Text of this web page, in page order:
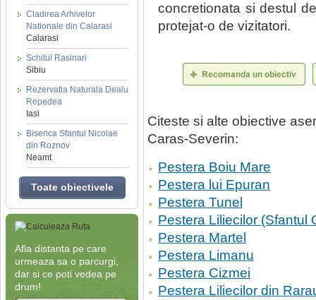
Cladirea Arhivelor
Nationale din Calarasi
Calarasi
Schitul Rasinari
Sibiu
Rezervatia Naturala Dealu
Repedea
Iasi
Biserica Sfantul Nicolae
din Roznov
Neamt
Toate obiectivele
Afla distanta pe care
urmeaza sa o parcurgi,
dar si ce poti vedea pe
drum!
concretionata si destul
protejat-o de vizitatori.
Citeste si alte obiective
Caras-Severin:
Pestera Boiu Mare
Pestera lui Epuran
Pestera Tunel
Pestera Liliecilor (Sfantul
Pestera Martel
Pestera Limanu
Pestera Cizmei
Pestera Liliecilor din